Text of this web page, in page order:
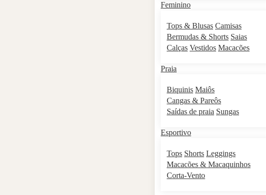
Feminino
Tops & Blusas Camisas
Bermudas & Shorts Saias
Calças Vestidos Macacões
Praia
Biquinis Maiôs
Cangas & Pareôs
Saídas de praia Sungas
Esportivo
Tops Shorts Leggings
Macacões & Macaquinhos
Corta-Vento